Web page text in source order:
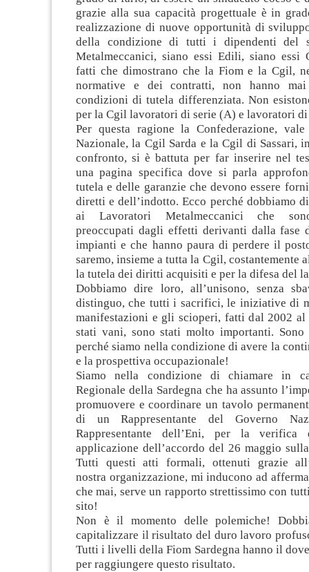
grazie alla sua capacità progettuale è in
realizzazione di nuove opportunità di
della condizione di tutti i dipendenti del
Metalmeccanici, siano essi Edili, siano essi
fatti che dimostrano che la Fiom e la Cgil,
normative e dei contratti, non hanno mai
condizioni di tutela differenziata. Non
per la Cgil lavoratori di serie (A) e lavoratori
Per questa ragione la Confederazione,
Nazionale, la Cgil Sarda e la Cgil di Sassari,
confronto, si è battuta per far inserire nel
una pagina specifica dove si parla
tutela e delle garanzie che devono essere
diretti e dell’indotto. Ecco perché dobbiamo
ai Lavoratori Metalmeccanici che
preoccupati dagli effetti derivanti dalla fase
impianti e che hanno paura di perdere il
saremo, insieme a tutta la Cgil, costantemente
la tutela dei diritti acquisiti e per la difesa del
Dobbiamo dire loro, all’unisono, senza
distinguo, che tutti i sacrifici, le iniziative di
manifestazioni e gli scioperi, fatti dal 2002 al
stati vani, sono stati molto importanti. Sono
perché siamo nella condizione di avere la
e la prospettiva occupazionale!
Siamo nella condizione di chiamare in
Regionale della Sardegna che ha assunto
promuovere e coordinare un tavolo
di un Rappresentante del Governo
Rappresentante dell’Eni, per la
applicazione dell’accordo del 26 maggio
Tutti questi atti formali, ottenuti grazie
nostra organizzazione, mi inducono ad
che mai, serve un rapporto strettissimo con
sito!
Non è il momento delle polemiche!
capitalizzare il risultato del duro lavoro
Tutti i livelli della Fiom Sardegna hanno il
per raggiungere questo risultato.